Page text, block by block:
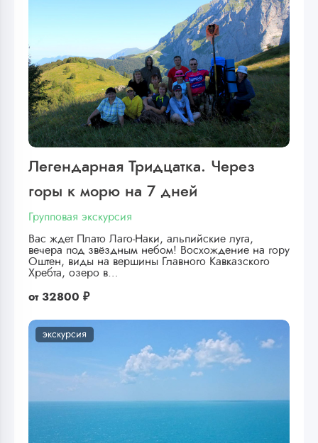
Легендарная Тридцатка. Через
горы к морю на 7 дней
Групповая экскурсия
Вас ждет Плато Лаго-Наки, альпийские луга,
вечера под звёздным небом! Восхождение на гору
Оштен, виды на вершины Главного Кавказского
Хребта, озеро в…
от 32800 ₽
экскурсия